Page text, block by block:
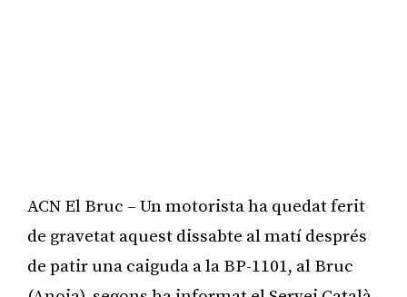
ACN El Bruc – Un motorista ha quedat ferit
de gravetat aquest dissabte al matí després
de patir una caiguda a la BP-1101, al Bruc